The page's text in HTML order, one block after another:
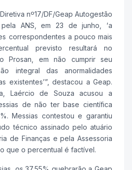
nº17/DF/Geap Autogestão
ANS, em 23 de junho, ‘a
correspondentes a pouco mais
previsto resultará no
Prosan, em não cumprir seu
integral das anormalidades
existentes’”, destacou a Geap.
Laércio de Souza acusou a
de não ter base científica
Messias contestou e garantiu
técnico assinado pelo atuário
de Finanças e pela Assessoria
que o percentual é factível.